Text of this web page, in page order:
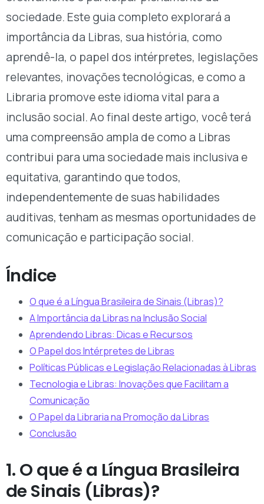
sociedade. Este guia completo explorará a
importância da Libras, sua história, como
aprendê-la, o papel dos intérpretes, legislações
relevantes, inovações tecnológicas, e como a
Libraria promove este idioma vital para a
inclusão social. Ao final deste artigo, você terá
uma compreensão ampla de como a Libras
contribui para uma sociedade mais inclusiva e
equitativa, garantindo que todos,
independentemente de suas habilidades
auditivas, tenham as mesmas oportunidades de
comunicação e participação social.
Índice
O que é a Língua Brasileira de Sinais (Libras)?
A Importância da Libras na Inclusão Social
Aprendendo Libras: Dicas e Recursos
O Papel dos Intérpretes de Libras
Políticas Públicas e Legislação Relacionadas à Libras
Tecnologia e Libras: Inovações que Facilitam a
Comunicação
O Papel da Libraria na Promoção da Libras
Conclusão
1. O que é a Língua Brasileira
de Sinais (Libras)?